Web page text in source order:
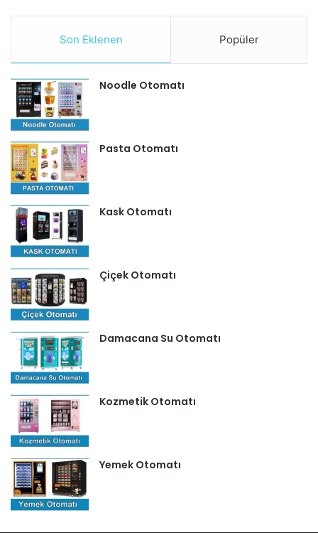
Son Eklenen Popüler
Noodle Otomatı
Pasta Otomatı
Kask Otomatı
Çiçek Otomatı
Damacana Su Otomatı
Kozmetik Otomatı
Yemek Otomatı